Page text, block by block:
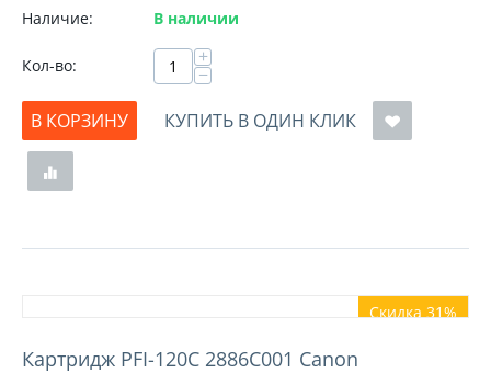
Наличие:
В наличии
Кол-во: +
−
В КОРЗИНУ
КУПИТЬ В ОДИН КЛИК
Скидка 31%
Картридж PFI-120C 2886C001 Canon